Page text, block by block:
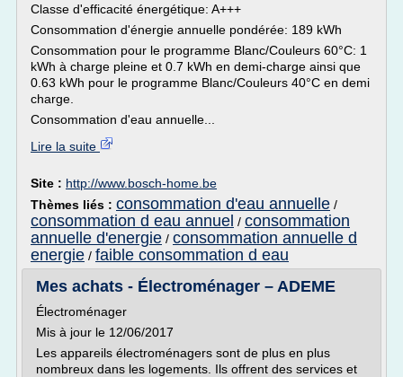
Classe d'efficacité énergétique: A+++
Consommation d'énergie annuelle pondérée: 189 kWh
Consommation pour le programme Blanc/Couleurs 60°C: 1
kWh à charge pleine et 0.7 kWh en demi-charge ainsi que
0.63 kWh pour le programme Blanc/Couleurs 40°C en demi
charge.
Consommation d'eau annuelle...
Lire la suite
Site : http://www.bosch-home.be
Thèmes liés : consommation d'eau annuelle /
consommation d eau annuel / consommation
annuelle d'energie / consommation annuelle d
energie / faible consommation d eau
Mes achats - Électroménager – ADEME
Électroménager
Mis à jour le 12/06/2017
Les appareils électroménagers sont de plus en plus
nombreux dans les logements. Ils offrent des services et